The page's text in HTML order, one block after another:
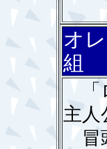
オ
「
主人
冒